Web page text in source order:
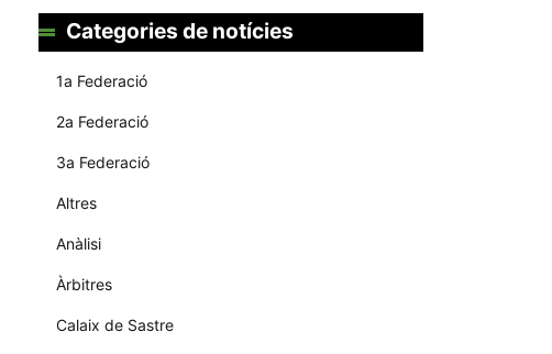
Categories de notícies
1a Federació
2a Federació
3a Federació
Altres
Anàlisi
Àrbitres
Calaix de Sastre